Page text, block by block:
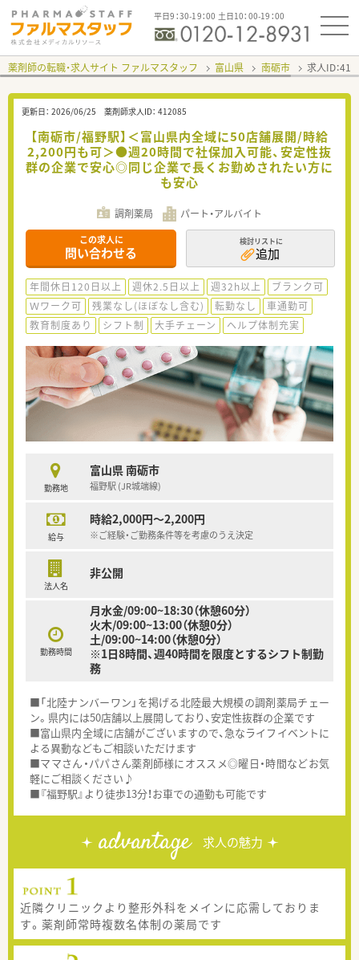
平日9：30-19：00 土日10：00-19：00
薬剤師の転職・求人サイト ファルマスタッフ 富山県 南砺市 求人ID：
更新日： 2026/06/25 薬剤師求人ID： 412085
【南砺市/福野駅】＜富山県内全域に50店舗展開/時給
2,200円も可＞●週20時間で社保加入可能、安定性抜
群の企業で安心◎同じ企業で長くお勤めされたい方に
も安心
調剤薬局 パート・アルバイト
この求人に
問い合わせる
検討リストに
追加
年間休日120日以上 週休2.5日以上 週32h以上
ブランク可
Ｗワーク可
残業なし(ほぼなし含む) 転勤なし
車通勤可
教育制度あり
シフト制 大手チェーン ヘルプ体制充実
勤務地
富山県 南砺市
福野駅 (JR城端線)
給与
時給2,000円～2,200円
※ご経験・ご勤務条件等を考慮のうえ決定
法人名
非公開
勤務時間
月水金/09:00~18:30（休憩60分）
火木/09:00~13:00（休憩0分）
土/09:00~14:00（休憩0分）
※1日8時間、週40時間を限度とするシフト制勤
務
■「北陸ナンバーワン」を掲げる北陸最大規模の調剤薬局チェー
ン。県内には50店舗以上展開しており、安定性抜群の企業です
■富山県内全域に店舗がございますので、急なライフイベントに
よる異動などもご相談いただけます
■ママさん・パパさん薬剤師様にオススメ◎曜日・時間などお気
軽にご相談ください♪
■『福野駅』より徒歩13分！お車での通勤も可能です
advantage 求人の魅力
近隣クリニックより整形外科をメインに応需しておりま
す。薬剤師常時複数名体制の薬局です